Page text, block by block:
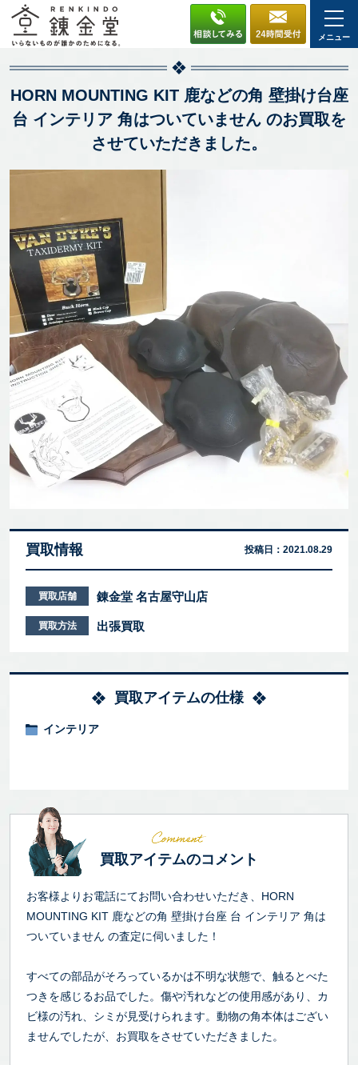
メニュー
HORN MOUNTING KIT 鹿などの角 壁掛け台座
台 インテリア 角はついていません のお買取を
させていただきました。
買取情報 投稿日： 2021.08.29
買取店舗 錬金堂 名古屋守山店
買取方法 出張買取
買取アイテムの仕様
インテリア
買取アイテムのコメント
お客様よりお電話にてお問い合わせいただき、HORN
MOUNTING KIT 鹿などの角 壁掛け台座 台 インテリア 角は
ついていません の査定に伺いました！
すべての部品がそろっているかは不明な状態で、触るとべた
つきを感じるお品でした。傷や汚れなどの使用感があり、カ
ビ様の汚れ、シミが見受けられます。動物の角本体はござい
ませんでしたが、お買取をさせていただきました。